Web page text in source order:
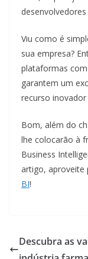
Viu como é
sua empresa?
plataformas
garantem um
recurso
Bom, além do
lhe colocarão à
Business
artigo, aproveite
BI!
Descubra as